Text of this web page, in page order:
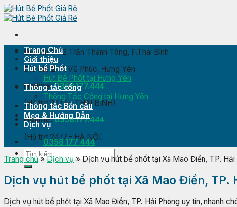
Skip
to
Địa chỉ 1:72 Trần Thánh Tông, P.Thái Bình
Địa chỉ 2:P. Vũ Phúc, Hưng Yên
Hotline: 0358.177.444
(Hỗ trợ 24/7 - THÁI BÌNH)
Hotline: 0358.177.444
(Hỗ trợ 24/7 - HÀ NỘI)
Trang Chủ
Giới thiệu
Hút bể Phốt
Hút Bể Phốt tại Hưng Yên
Thông tắc cống
Thông Tắc Cống tại Hưng Yên
Thông tắc Bồn cầu
Mẹo & Hướng Dẫn
Dịch vụ
0358 177 444
Trang chủ»Dịch vụ»Dịch vụ hút bể phốt tại Xã Mao Điền, TP. Hải
Dịch vụ hút bể phốt tại Xã Mao Điền, TP.
Dịch vụ hút bể phốt tại Xã Mao Điền, TP. Hải Phòng uy tín, nhanh